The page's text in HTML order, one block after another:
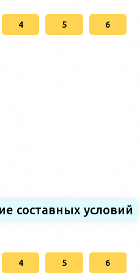
4 5 6
составных условий
4 5 6